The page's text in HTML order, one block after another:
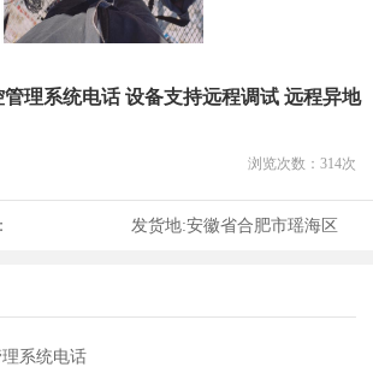
理系统电话 设备支持远程调试 远程异地
浏览次数： 314次
发货地:安徽省合肥市瑶海区
系统电话